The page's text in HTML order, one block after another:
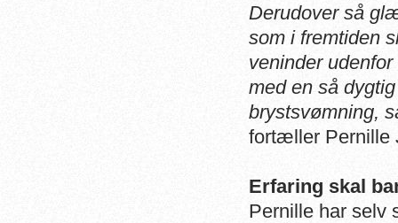
Derudover så
som i fremtiden
veninder
med en så
brystsvømning,
fortæller Pernille
Erfaring skal
Pernille har selv